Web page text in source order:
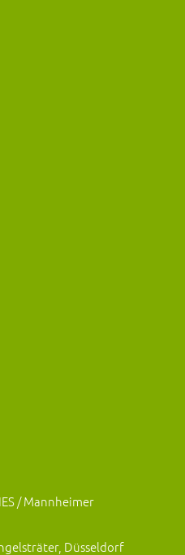
/ Mannheimer
Düsseldorf